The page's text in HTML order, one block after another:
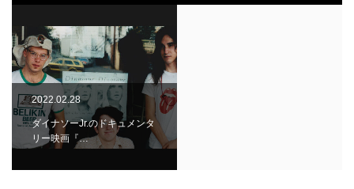
2022.02.28
ダイナソーJr.のドキュメンタ
リー映画『…